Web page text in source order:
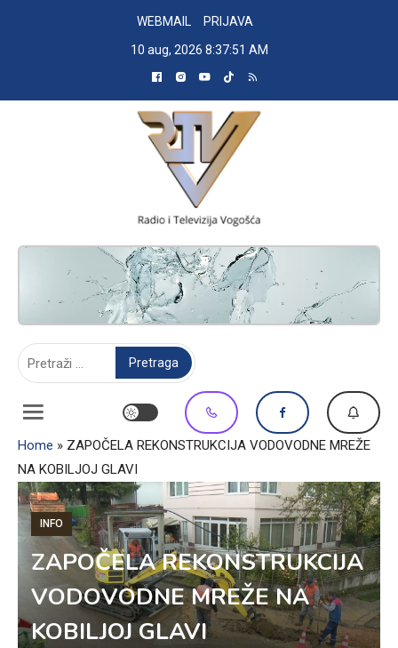
WEBMAIL
PRIJAVA
10 aug, 2026 8:37:52 AM
RADIO TELEVIZIJA VOGOŠĆA
Home » ZAPOČELA REKONSTRUKCIJA VODOVODNE MREŽE
NA KOBILJOJ GLAVI
INFO
ZAPOČELA REKONSTRUKCIJA
VODOVODNE MREŽE NA
KOBILJOJ GLAVI